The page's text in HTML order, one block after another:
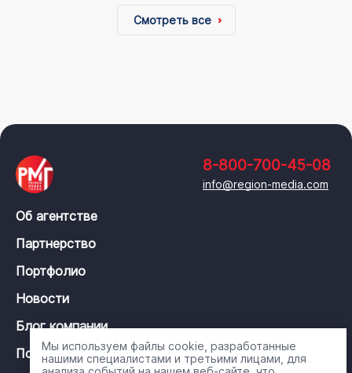
Смотреть все
8-800-700-45-08
info@region-media.com
Об агентстве
Партнерство
Портфолио
Новости
Блог компании
Политика конфиденциальности
Мы используем файлы cookie, разработанные
нашими специалистами и третьими лицами, для